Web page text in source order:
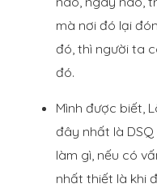
mà nơi đó lại
đó, thì người ta
đó.
Mình được biết,
đây nhất là
làm gì, nếu có
nhất thiết là khi